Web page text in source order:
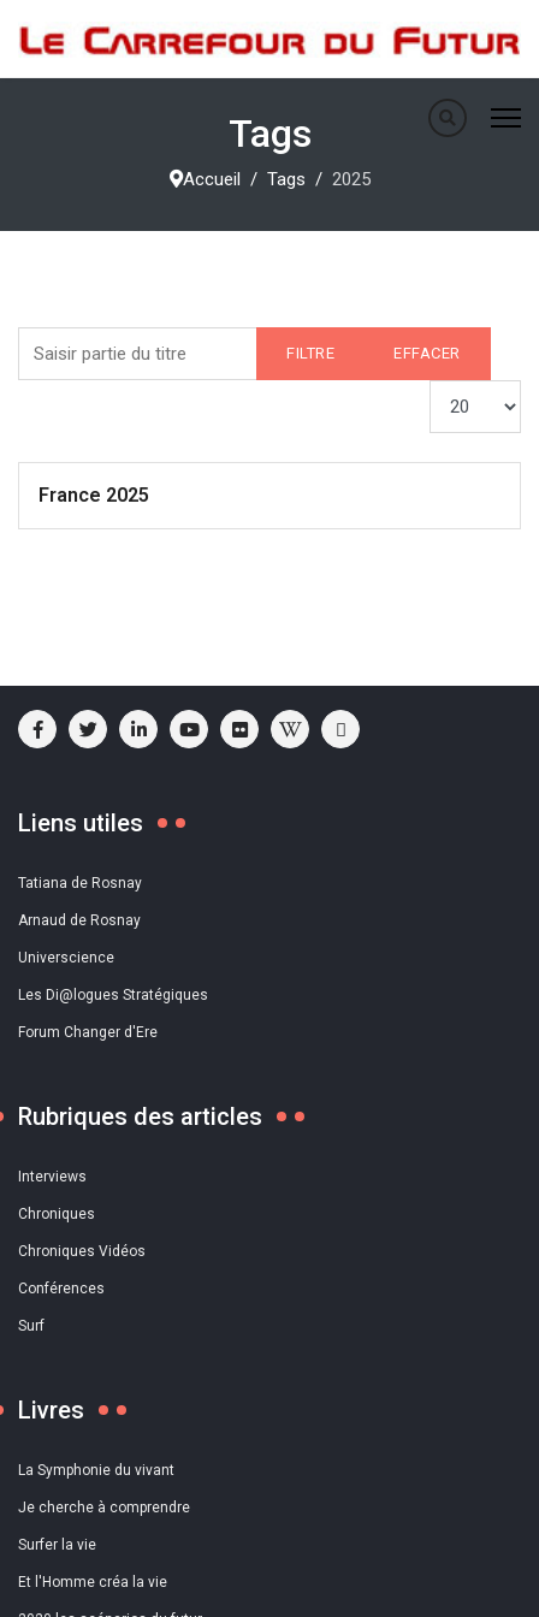
Tags
Accueil Tags 2025
FILTRE EFFACER
France 2025
Liens utiles
Tatiana de Rosnay
Arnaud de Rosnay
Universcience
Les Di@logues Stratégiques
Forum Changer d'Ere
Rubriques des articles
Interviews
Chroniques
Chroniques Vidéos
Conférences
Surf
Livres
La Symphonie du vivant
Je cherche à comprendre
Surfer la vie
Et l'Homme créa la vie